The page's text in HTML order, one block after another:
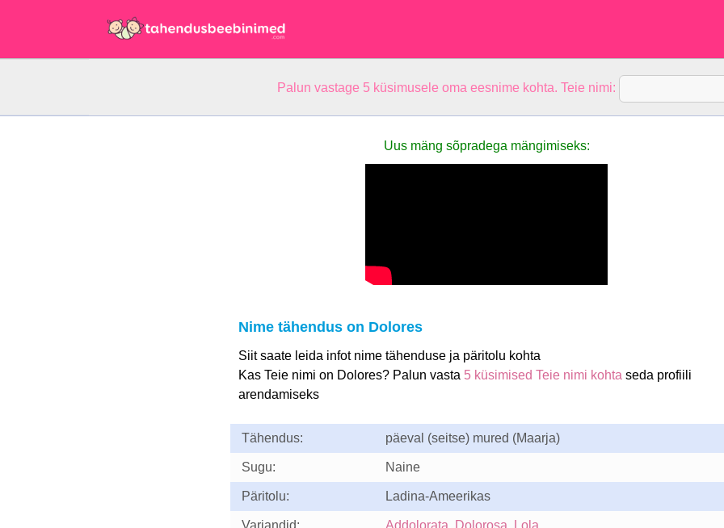
Palun vastage 5 küsimusele oma eesnime kohta. Teie nimi:
Uus mäng sõpradega mängimiseks:
Nime tähendus on Dolores
Siit saate leida infot nime tähenduse ja päritolu kohta
Kas Teie nimi on Dolores? Palun vasta 5 küsimised Teie nimi kohta seda profiili
arendamiseks
Tähendus: päeval (seitse) mured (Maarja)
Sugu: Naine
Päritolu: Ladina-Ameerikas
Variandid: Addolorata, Dolorosa, Lola